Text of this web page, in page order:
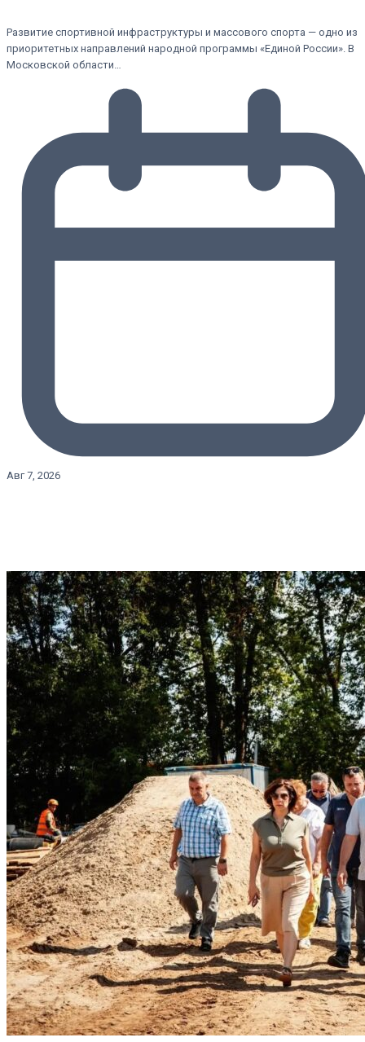
Развитие спортивной инфраструктуры и массового спорта — одно из
приоритетных направлений народной программы «Единой России». В
Московской области…
Авг 7, 2026